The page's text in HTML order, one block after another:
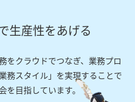
生産性をあげる
をクラウドでつなぎ、業務プロ
務スタイル」を実現することで
を目指しています。